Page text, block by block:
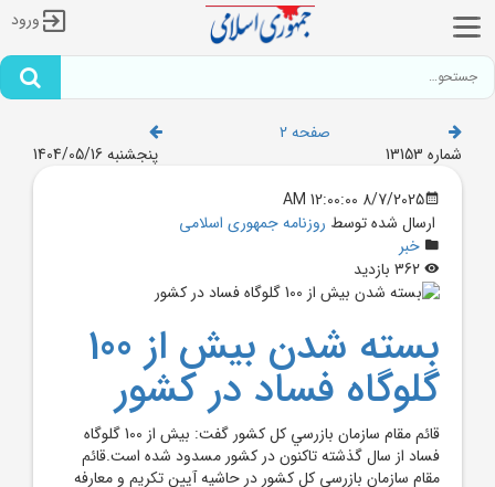
ورود
صفحه 2
شماره 13153
پنجشنبه 1404/05/16
8/7/2025 12:00:00 AM
ارسال شده توسط روزنامه جمهوری اسلامی
خبر
بسته شدن بيش از 100
گلوگاه فساد در کشور
قائم مقام سازمان بازرسي کل کشور گفت: بيش از 100 گلوگاه
فساد از سال گذشته تاکنون در کشور مسدود شده است.قائم
مقام سازمان بازرسي کل کشور در حاشيه آيين تکريم و معارفه